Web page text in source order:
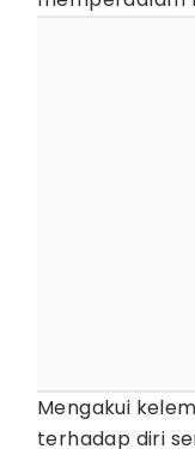
Mengakui
terhadap diri